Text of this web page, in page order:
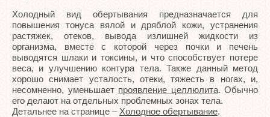
Холодный вид обертывания предназначается для
повышения тонуса вялой и дряблой кожи, устранения
растяжек, отеков, вывода излишней жидкости из
организма, вместе с которой через почки и печень
выводятся шлаки и токсины, и что способствует потере
веса, и улучшению контура тела. Также данный метод
хорошо снимает усталость, отеки, тяжесть в ногах, и,
несомненно, уменьшает проявление целлюлита. Обычно
его делают на отдельных проблемных зонах тела.
Детальнее на странице – Холодное обертывание.